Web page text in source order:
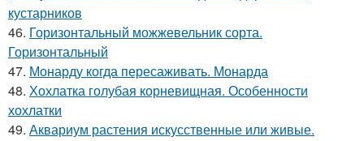
кустарников
46. Горизонтальный можжевельник сорта.
Горизонтальный
47. Монарду когда пересаживать. Монарда
48. Хохлатка голубая корневищная. Особенности
хохлатки
49. Аквариум растения искусственные или живые.